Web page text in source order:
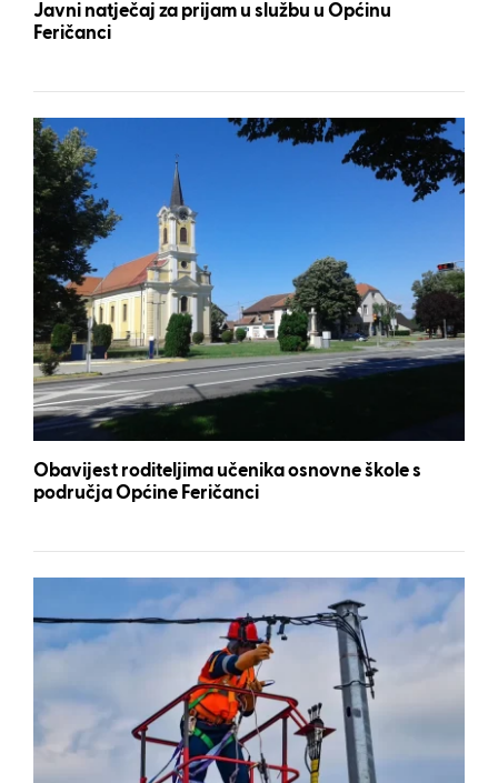
Javni natječaj za prijam u službu u Općinu
Feričanci
Obavijest roditeljima učenika osnovne škole s
područja Općine Feričanci